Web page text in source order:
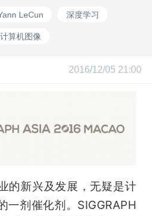
LeCun 深度学习
计算机图像
2016/12/05 21:00
的新兴及发展，无疑是计
一剂催化剂。SIGGRAPH